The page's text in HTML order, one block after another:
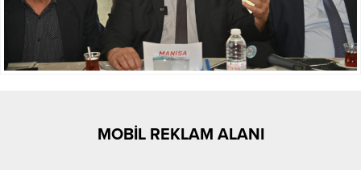
MOBİL REKLAM ALANI